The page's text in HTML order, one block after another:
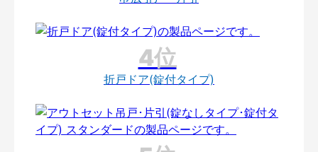
折戸ドア(錠付タイプ)